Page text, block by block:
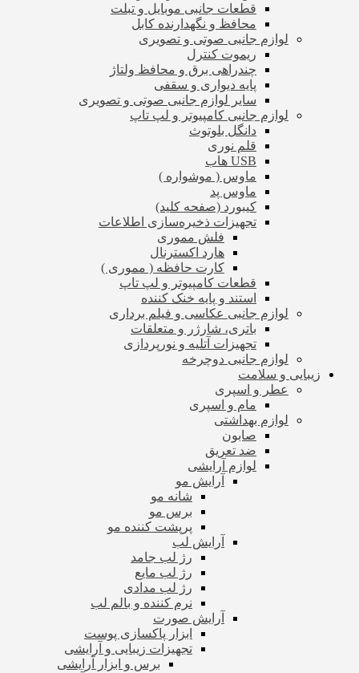
قطعات جانبی موبایل و تبلت
محافظ و نگهدارنده کابل
لوازم جانبی صوتی و تصویری
ریموت کنترل
چندراهی برق و محافظ ولتاژ
پایه دیواری و سقفی
سایر لوازم جانبی صوتی و تصویری
لوازم جانبی کامپیوتر و لپ تاپ
دانگل بلوتوث
قلم نوری
USB هاب
ماوس ( موشواره )
ماوس پد
کیبورد (صفحه کلید)
تجهیزات ذخیره‌سازی اطلاعات
فلش مموری
هارد اکسترنال
کارت حافظه ( مموری )
قطعات کامپیوتر و لپ تاپ
استند و پایه خنک کننده
لوازم جانبی عکاسی و فیلم برداری
باتری، شارژر و متعلقات
تجهیزات آتلیه و نورپردازی
لوازم جانبی دوچرخه
زیبایی و سلامت
عطر و اسپری
مام و اسپری
لوازم بهداشتی
صابون
ضد تعریق
لوازم آرایشی
آرایش مو
شانه مو
برس مو
پرپشت کننده مو
آرایش لب
رژ لب جامد
رژ لب مایع
رژ لب مدادی
نرم کننده و بالم لب
آرایش صورت
ابزار پاکسازی پوست
تجهیزات زیبایی و آرایشی
برس و ابزار آرایشی